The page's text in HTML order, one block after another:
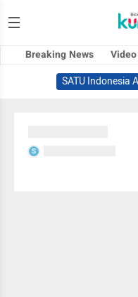
Breaking News
SATU Indonesia
S